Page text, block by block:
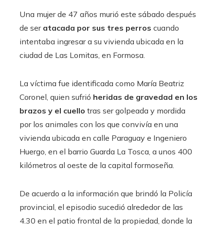
Una mujer de 47 años murió este sábado después
de seratacada por sus tres perros cuando
intentaba ingresar a su vivienda ubicada en la
ciudad de Las Lomitas, en Formosa.
La víctima fue identificada como María Beatriz
Coronel, quien sufrió heridas de gravedad en los
brazos y el cuello tras ser golpeada y mordida
por los animales con los que convivía en una
vivienda ubicada en calle Paraguay e Ingeniero
Huergo, en el barrio Guarda La Tosca, a unos 400
kilómetros al oeste de la capital formoseña.
De acuerdo a la información que brindó la Policía
provincial, el episodio sucedió alrededor de las
4.30 en el patio frontal de la propiedad, donde la